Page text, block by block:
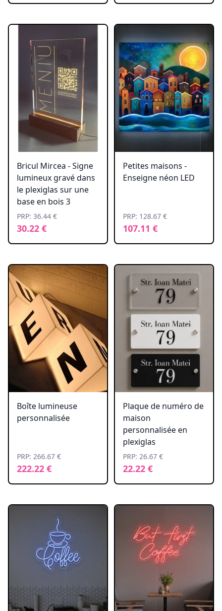
Bricul Mircea - Signe
lumineux gravé dans
le plexiglas sur une
base en bois 3
PRP: 36.44 €
30.22 €
Petites maisons -
Enseigne néon LED
PRP: 128.67 €
107.11 €
Boîte lumineuse
personnalisée
PRP: 266.67 €
222.22 €
Plaque de numéro de
maison
personnalisée en
plexiglas
PRP: 26.67 €
22.22 €